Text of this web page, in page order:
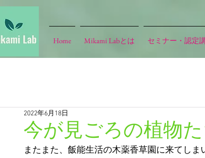
Home Mikami Labとは セミナー・認定
今が見ごろの植物
2022年6月18日
またまた、飯能生活の木薬香草園に来てしま